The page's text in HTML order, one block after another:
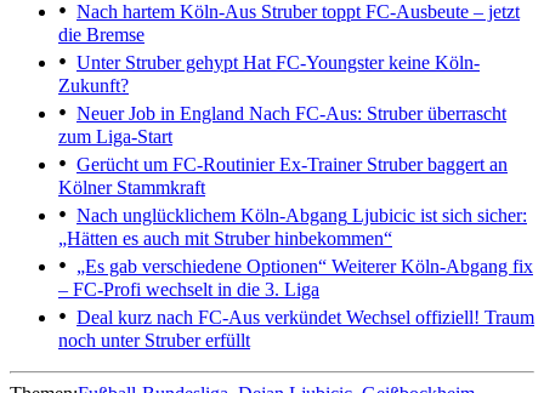
Nach hartem Köln-Aus Struber toppt FC-Ausbeute – jetzt
die Bremse
Unter Struber gehypt Hat FC-Youngster keine Köln-
Zukunft?
Neuer Job in England Nach FC-Aus: Struber überrascht
zum Liga-Start
Gerücht um FC-RoutinierEx-Trainer Struber baggert an
Kölner Stammkraft
Nach unglücklichem Köln-Abgang Ljubicic ist sich sicher:
„Hätten es auch mit Struber hinbekommen“
„Es gab verschiedene Optionen“ Weiterer Köln-Abgang fix
– FC-Profi wechselt in die 3. Liga
Deal kurz nach FC-Aus verkündet Wechsel offiziell! Traum
noch unter Struber erfüllt